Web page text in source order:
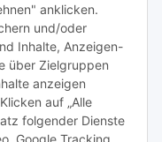
anklicken.
und/oder
Inhalte, Anzeigen-
über Zielgruppen
anzeigen
auf „Alle
folgender Dienste